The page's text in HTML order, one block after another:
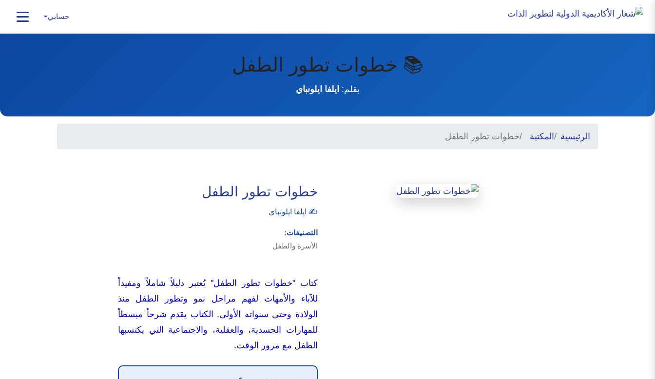
حسابي
📚 خطوات تطور الطفل
بقلم: ايلفا ايلونباي
الرئيسية المكتبة خطوات تطور الطفل
خطوات تطور الطفل
✍️ ايلفا ايلونباي
التصنيفات:
الأسرة والطفل
كتاب "خطوات تطور الطفل" يُعتبر دليلاً شاملاً ومفيداً
للآباء والأمهات لفهم مراحل نمو وتطور الطفل منذ
الولادة وحتى سنواته الأولى. الكتاب يقدم شرحاً مبسطاً
للمهارات الجسدية، والعقلية، والاجتماعية التي يكتسبها
الطفل مع مرور الوقت.